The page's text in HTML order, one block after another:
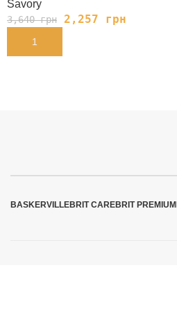
Savory
3,640грн 2,257 грн
В КОРЗИНУ
BASKERVILLEBRIT CAREBRIT PREMIUM